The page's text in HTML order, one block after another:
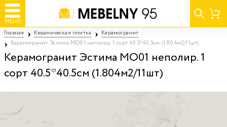
МЕНЮ
Главная Керамическая плитка
Керамогранит
Керамогранит Эстима MO01 неполир. 1 сорт 40.5*40.5см (1.804м2/11шт)
Керамогранит Эстима MO01 неполир. 1
сорт 40.5*40.5см (1.804м2/11шт)